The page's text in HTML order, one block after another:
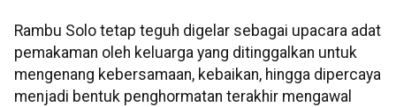
Rambu Solo tetap teguh digelar sebagai upacara adat
pemakaman oleh keluarga yang ditinggalkan untuk
mengenang kebersamaan, kebaikan, hingga dipercaya
menjadi bentuk penghormatan terakhir mengawal